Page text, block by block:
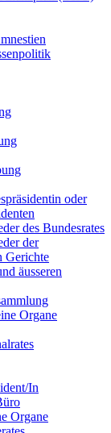
oder
des Bundesrates
der
Gerichte
äusseren
Organe
In
Organe